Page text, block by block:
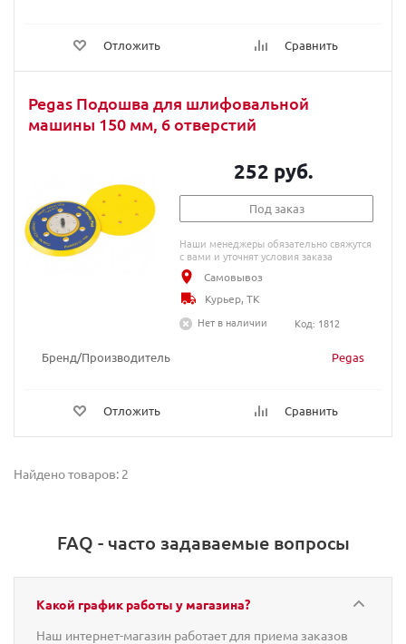
Отложить Сравнить
Pegas Подошва для шлифовальной
машины 150 мм, 6 отверстий
Бренд/Производитель Pegas
Отложить Сравнить
252 руб.
Под заказ
Наши менеджеры обязательно свяжутся
с вами и уточнят условия заказа
Самовывоз
Курьер, ТК
Нет в наличии
Код: 1812
Найдено товаров: 2
FAQ - часто задаваемые вопросы
Какой график работы у магазина?
Наш интернет-магазин работает для приема заказов